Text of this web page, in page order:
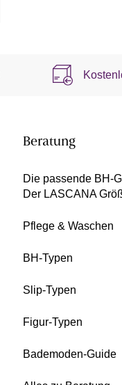
Beratung
Die passende BH-
Der LASCANA
Pflege & Waschen
BH-Typen
Slip-Typen
Figur-Typen
Bademoden-Guide